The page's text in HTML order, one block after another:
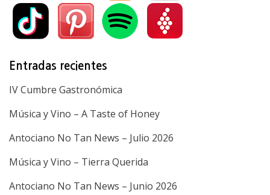
Entradas recientes
IV Cumbre Gastronómica
Música y Vino – A Taste of Honey
Antociano No Tan News – Julio 2026
Música y Vino – Tierra Querida
Antociano No Tan News – Junio 2026